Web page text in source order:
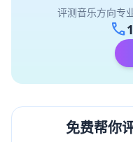
评测音乐方向专
call
免费帮你